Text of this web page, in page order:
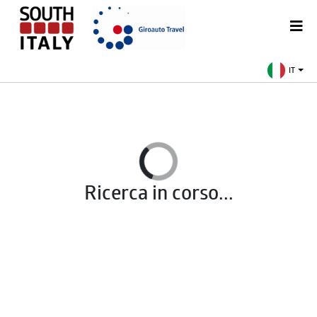
IT
Ricerca in corso...